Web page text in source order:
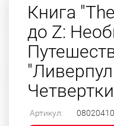
Книга
до Z:
Артикул: 08020410